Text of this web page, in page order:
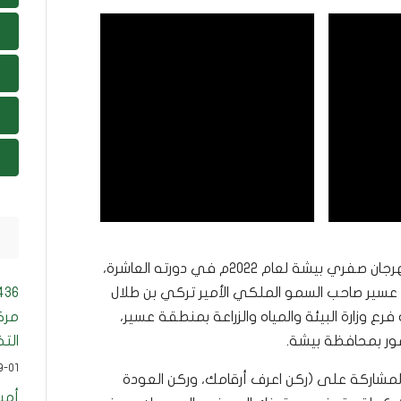
شاركت صحة بيشة في مهرجان صفري بيشة لعام 2022م في دورته العاشرة،
صاحب السمو الملكي الأمير تركي بن طلال
وزارة البيئة والمياه والزراعة بمنطقة عسير،
بمحافظة بيشة.
على (ركن اعرف أرقامك،‬⁩ وركن العودة
01